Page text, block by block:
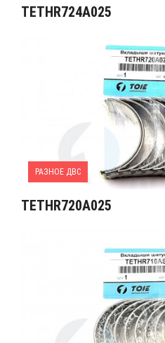
TETHR724A025
РАЗНОЕ ДВС
TETHR720A025